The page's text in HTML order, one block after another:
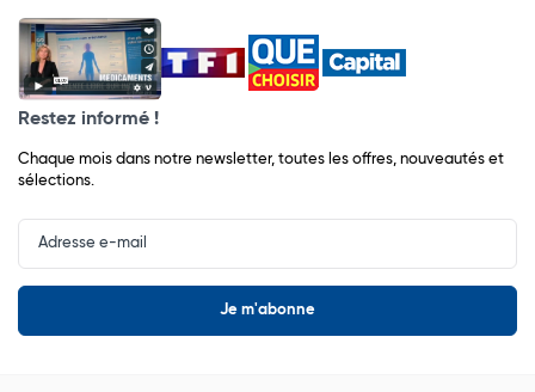
Restez informé !
Chaque mois dans notre newsletter, toutes les offres, nouveautés et
sélections.
Input
Newsletter